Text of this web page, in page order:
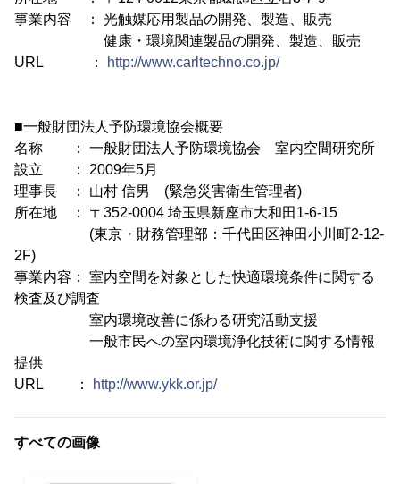
事業内容 ： 光触媒応用製品の開発、製造、販売
健康・環境関連製品の開発、製造、販売
URL ：
http://www.carltechno.co.jp/
■一般財団法人予防環境協会概要
名称 ： 一般財団法人予防環境協会 室内空間研究所
設立 ： 2009年5月
理事長 ： 山村 信男 (緊急災害衛生管理者)
所在地 ： 〒352-0004 埼玉県新座市大和田1-6-15
(東京・財務管理部：千代田区神田小川町2-12-
2F)
事業内容： 室内空間を対象とした快適環境条件に関する
検査及び調査
室内環境改善に係わる研究活動支援
一般市民への室内環境浄化技術に関する情報
提供
URL ：
http://www.ykk.or.jp/
すべての画像